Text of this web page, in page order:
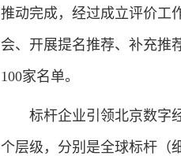
推动完成，经过成立评价工
会、开展提名推荐、补充推
100家名单。
标杆企业引领北京数字经
个层级，分别是全球标杆（